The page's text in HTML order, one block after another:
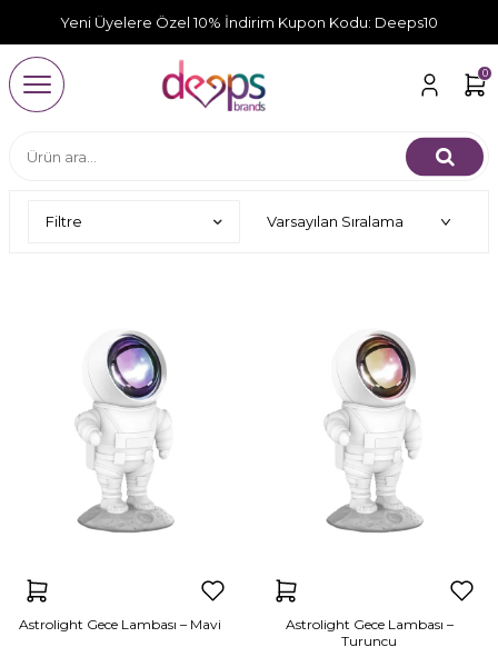
Yeni Üyelere Özel 10% İndirim Kupon Kodu: Deeps10
0
Filtre
Astrolight Gece Lambası – Mavi
Astrolight Gece Lambası –
Turuncu